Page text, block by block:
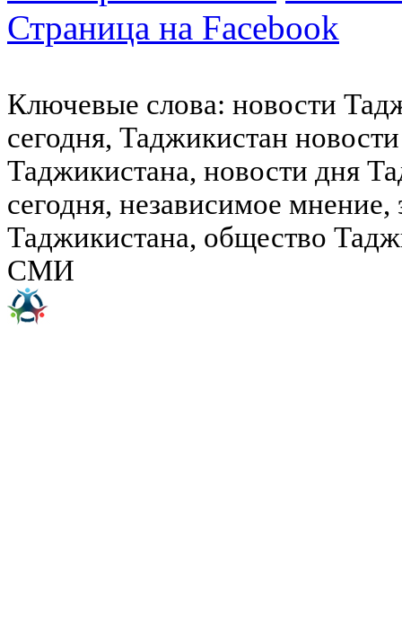
Страница на Facebook
Ключевые слова: новости
сегодня, Таджикистан
Таджикистана, новости дня
сегодня, независимое
Таджикистана, общество
СМИ